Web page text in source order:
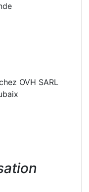
OVH SARL